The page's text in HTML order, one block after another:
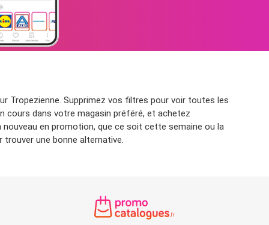
Tropezienne. Supprimez vos filtres pour voir toutes les
cours dans votre magasin préféré, et achetez
en promotion, que ce soit cette semaine ou la
une bonne alternative.